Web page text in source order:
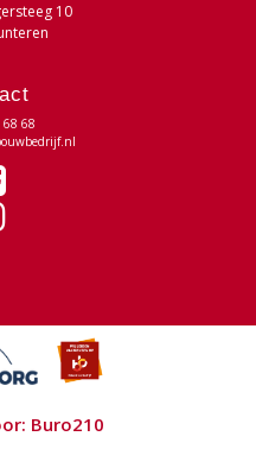
10
68 68
Buro210